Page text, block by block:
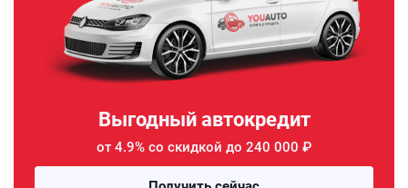
Выгодный автокредит
от 4.9% со скидкой до 240 000 ₽